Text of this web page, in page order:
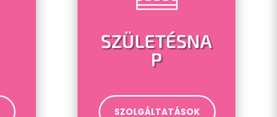
SZÜLETÉSNA
P
SZOLGÁLTATÁSOK